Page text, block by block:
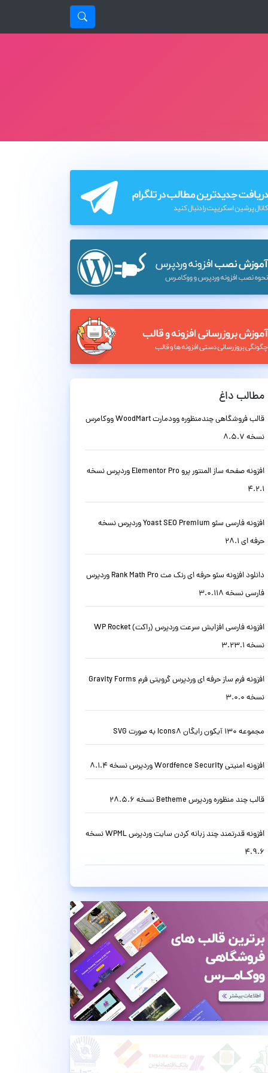
مطالب داغ
قالب فروشگاهی چندمنظوره وودمارت WoodMart ووکامرس
نسخه 8.5.7
افزونه صفحه ساز المنتور پرو Elementor Pro وردپرس نسخه
4.2.1
افزونه فارسی سئو Yoast SEO Premium وردپرس نسخه
حرفه ای 28.1
دانلود افزونه سئو حرفه ای رنک مث Rank Math Pro وردپرس
فارسی نسخه 3.0.118
افزونه فارسی افزایش سرعت وردپرس (راکت) WP Rocket
نسخه 3.23.1
افزونه فرم ساز حرفه ای وردپرس گرویتی فرم Gravity Forms
نسخه 3.0.0
مجموعه 130 آیکون رایگان Icons8 به صورت SVG
افزونه امنیتی Wordfence Security وردپرس نسخه 8.1.4
قالب چند منظوره وردپرس Betheme نسخه 28.5.6
افزونه قدرتمند چند زبانه کردن سایت وردپرس WPML نسخه
4.9.6